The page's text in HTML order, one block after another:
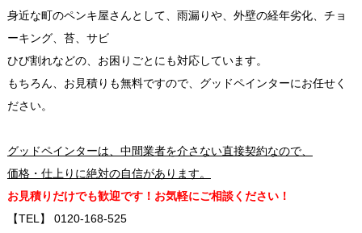
身近な町のペンキ屋さんとして、雨漏りや、外壁の経年劣化、チョ
ーキング、苔、サビ
ひび割れなどの、お困りごとにも対応しています。
もちろん、お見積りも無料ですので、グッドペインターにお任せく
ださい。
グッドペインターは、中間業者を介さない直接契約なので、
価格・仕上りに絶対の自信があります。
お見積りだけでも歓迎です！お気軽にご相談ください！
【TEL】 0120-168-525